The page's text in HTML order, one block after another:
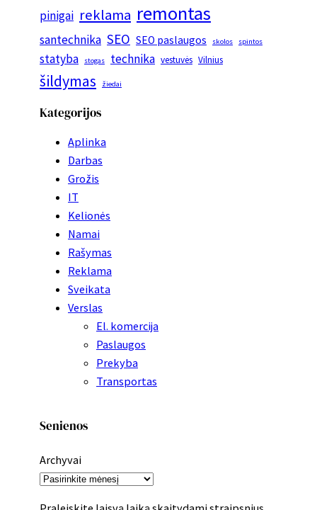
pinigai reklama remontas
santechnika SEO SEO paslaugos skolos spintos
statyba stogas technika vestuvės Vilnius
šildymas žiedai
Kategorijos
Aplinka
Darbas
Grožis
IT
Kelionės
Namai
Rašymas
Reklama
Sveikata
Verslas
El. komercija
Paslaugos
Prekyba
Transportas
Senienos
Archyvai